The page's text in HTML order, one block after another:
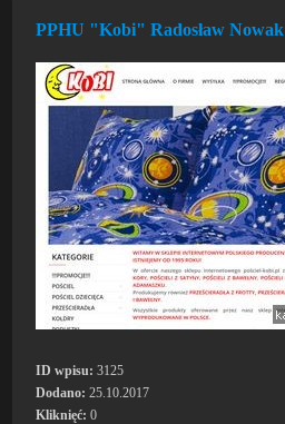
PPHU "Kobi" Radosław Nowak
ID wpisu: 3125
Dodano: 25.10.2017
Kliknięć: 0